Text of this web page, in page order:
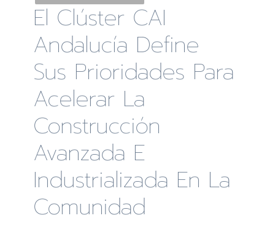
El Clúster CAI
Andalucía Define
Sus Prioridades Para
Acelerar La
Construcción
Avanzada E
Industrializada En La
Comunidad